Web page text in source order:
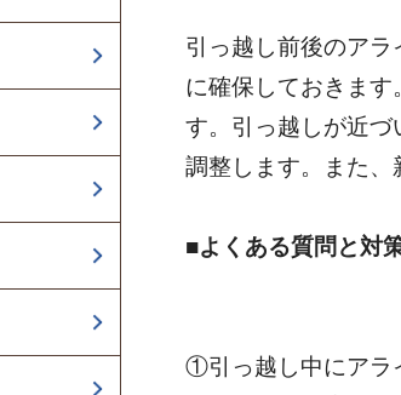
引っ越し前後のア
に確保しておきま
す。引っ越しが近づ
調整します。また、
■よくある質問と対
①引っ越し中にアラ